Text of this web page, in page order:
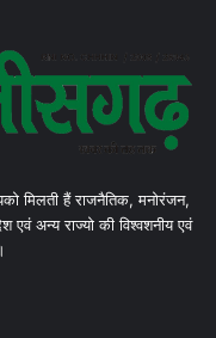
मिलती हैं राजनैतिक, मनोरंजन,
एवं अन्य राज्यो की विश्वशनीय एवं